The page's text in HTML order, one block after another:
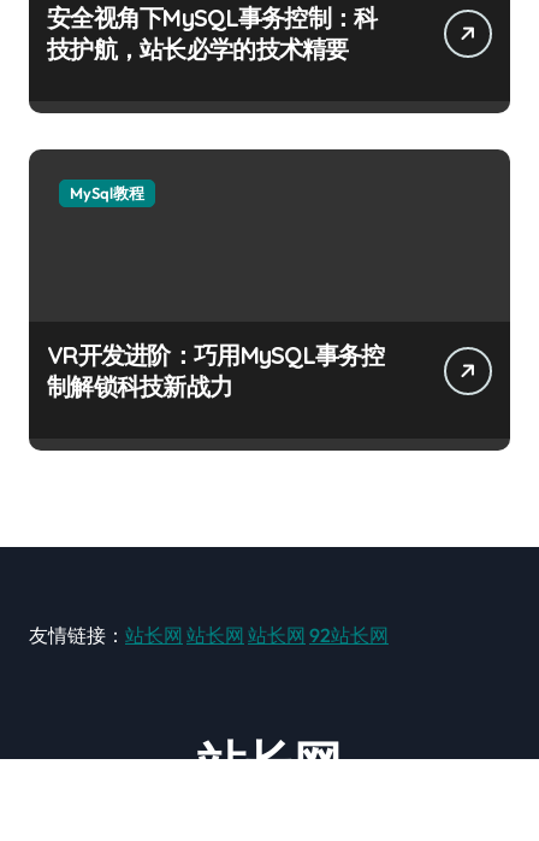
安全视角下MySQL事务控制：科
技护航，站长必学的技术精要
MySql教程
VR开发进阶：巧用MySQL事务控
制解锁科技新战力
友情链接： 站长网 站长网 站长网 92站长网
站长网